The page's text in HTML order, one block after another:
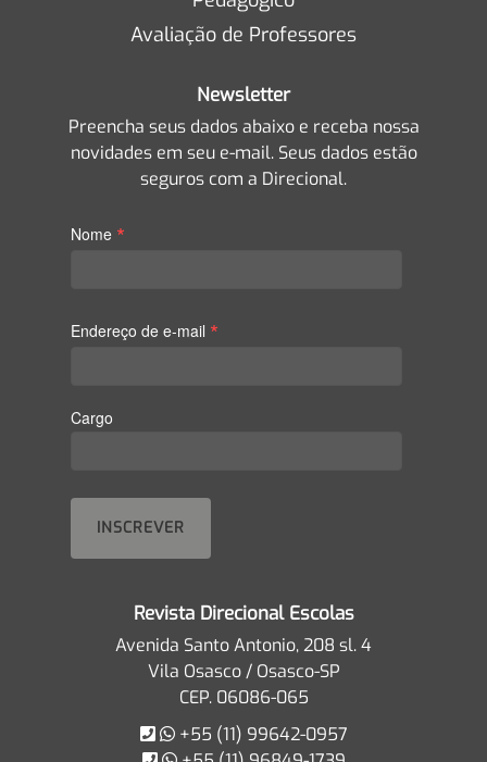
Avaliação de Professores
Newsletter
Preencha seus dados abaixo e receba nossa
novidades em seu e-mail. Seus dados estão
seguros com a Direcional.
Nome *
Endereço de e-mail *
Cargo
Revista Direcional Escolas
Avenida Santo Antonio, 208 sl. 4
Vila Osasco / Osasco-SP
CEP. 06086-065
+55 (11) 99642-0957